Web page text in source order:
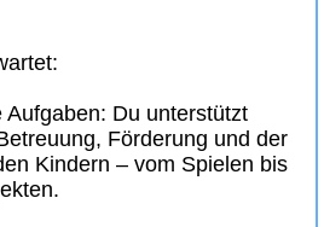
Du unterstützt
Förderung und der
Kindern – vom Spielen bis